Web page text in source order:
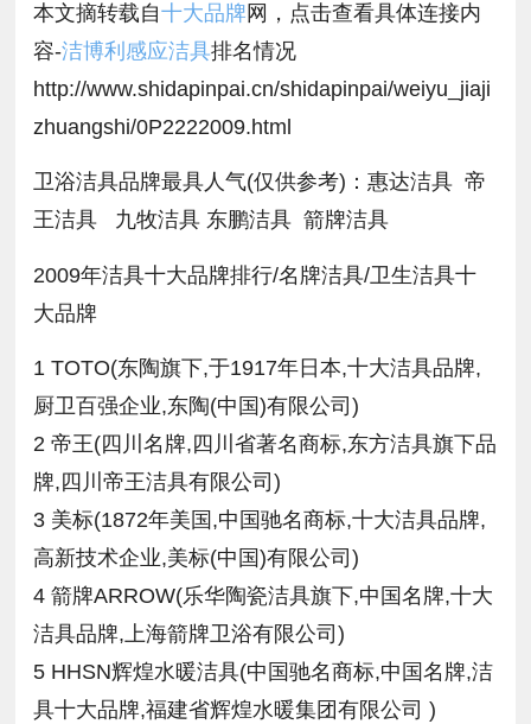
本文摘转载自十大品牌 网，点击查看具体连接内
容-洁博利感应洁具排名情况
http://www.shidapinpai.cn/shidapinpai/weiyu_jiaji
zhuangshi/0P2222009.html
卫浴洁具品牌最具人气(仅供参考)：惠达洁具 帝
王洁具 九牧洁具 东鹏洁具 箭牌洁具
2009年洁具十大品牌排行/名牌洁具/卫生洁具十
大品牌
1 TOTO(东陶旗下,于1917年日本,十大洁具品牌,
厨卫百强企业,东陶(中国)有限公司)
2 帝王(四川名牌,四川省著名商标,东方洁具旗下品
牌,四川帝王洁具有限公司)
3 美标(1872年美国,中国驰名商标,十大洁具品牌,
高新技术企业,美标(中国)有限公司)
4 箭牌ARROW(乐华陶瓷洁具旗下,中国名牌,十大
洁具品牌,上海箭牌卫浴有限公司)
5 HHSN辉煌水暖洁具(中国驰名商标,中国名牌,洁
具十大品牌,福建省辉煌水暖集团有限公司 )